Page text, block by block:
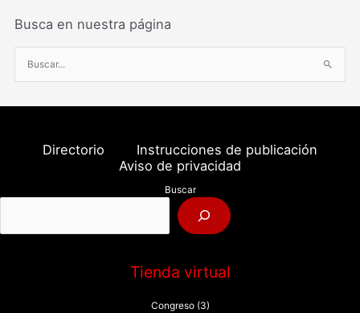
Busca en nuestra página
u
s
o
:
Directorio
Instrucciones de publicación
Aviso de privacidad
Buscar
Tienda virtual
Congreso (3)